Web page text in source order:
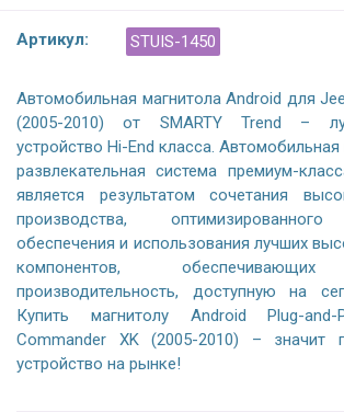
Артикул: STUIS-1450
Автомобильная магнитола Android для
(2005-2010) от SMARTY Trend –
устройство Hi-End класса.
развлекательная система премиум-
является результатом сочетания
производства,
обеспечения и использования лучших
компонентов,
производительность, доступную на
Купить магнитолу Android Plug-
Commander XK (2005-2010) – значит
устройство на рынке!